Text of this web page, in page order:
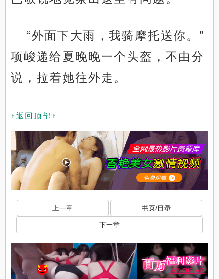
“外面下大雨，我骑摩托送你。”
项峻递给夏晚晚一个头盔，不由分
说，拉着她往外走。
↑返回顶部↑
上一章 书页/目录
下一章